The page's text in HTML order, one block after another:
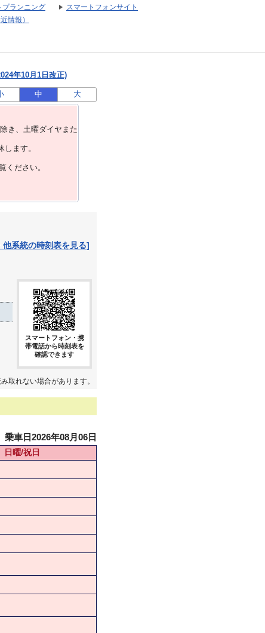
プランニング
スマートフォンサイト
情報）
年10月1日改正)
中 大
き、⼟曜ダイヤまた
ます。
ください。
系統の時刻表を見る]
スマートフォン・携
帯電話から時刻表を
確認できます
取れない場合があります。
乗車日2026年08月06日
日曜/祝日